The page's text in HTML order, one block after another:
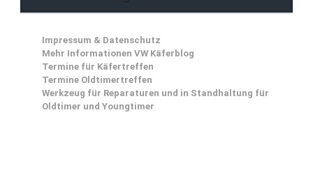
Impressum & Datenschutz
Mehr Informationen VW Käferblog
Termine für Käfertreffen
Termine Oldtimertreffen
Werkzeug für Reparaturen und in Standhaltung für
Oldtimer und Youngtimer